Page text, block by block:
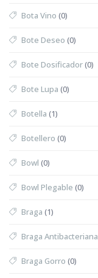
Bota Vino (0)
Bote Deseo (0)
Bote Dosificador(0)
Bote Lupa (0)
Botella (1)
Botellero (0)
Bowl (0)
Bowl Plegable (0)
Braga (1)
Braga Antibacteriana
Braga Gorro (0)